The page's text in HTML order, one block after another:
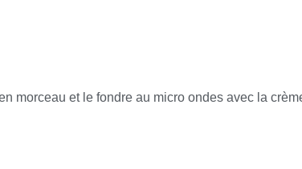
morceau et le fondre au micro ondes avec la